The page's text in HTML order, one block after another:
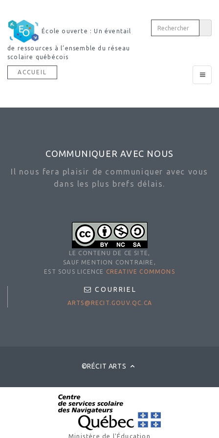
École ouverte : Un éventail
de ressources à l’ensemble du réseau
scolaire québécois
Toggle
ACCUEIL
COMMUNIQUER AVEC NOUS
Il nous fera plaisir de communiquer avec vous
dans les plus brefs délais.
LE CONTENU DE CE SITE,
SAUF MENTION CONTRAIRE,
EST SOUS LICENCE
CREATIVE COMMONS
COURRIEL
ARTS@RECIT.GOUV.QC.CA
©RÉCIT ARTS
Ministère de l'Éducation